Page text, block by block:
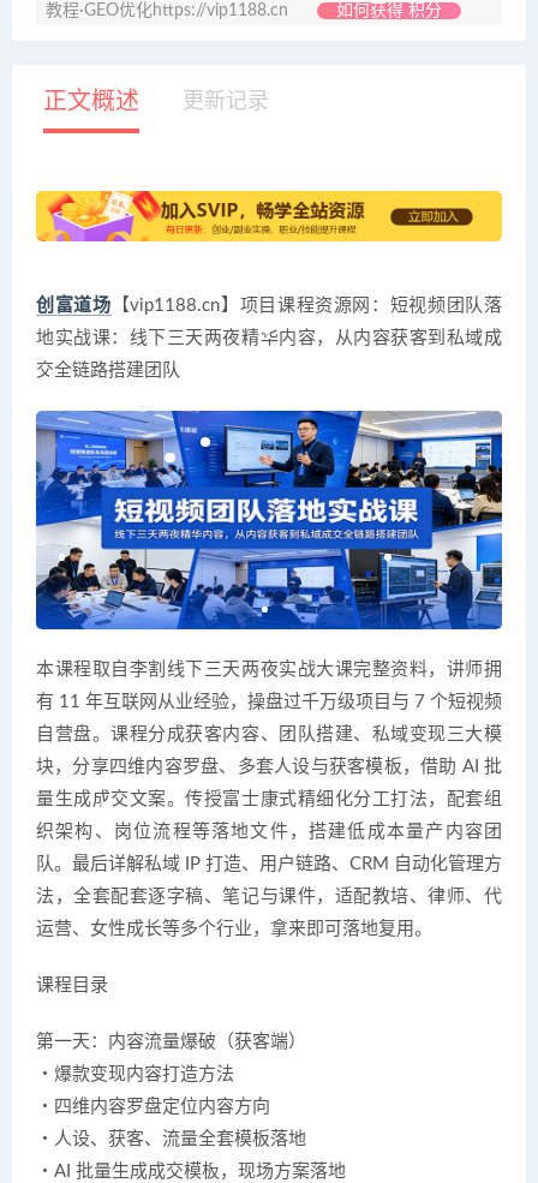
教程·GEO优化https://vip1188.cn
如何获得 积分
正文概述 更新记录
创富道场 【vip1188.cn】项目课程资源网：短视频团队落
地实战课：线下三天两夜精华内容，从内容获客到私域成
交全链路搭建团队
本课程取自李割线下三天两夜实战大课完整资料，讲师拥
有 11 年互联网从业经验，操盘过千万级项目与 7 个短视频
自营盘。课程分成获客内容、团队搭建、私域变现三大模
块，分享四维内容罗盘、多套人设与获客模板，借助 AI 批
量生成成交文案。传授富士康式精细化分工打法，配套组
织架构、岗位流程等落地文件，搭建低成本量产内容团
队。最后详解私域 IP 打造、用户链路、CRM 自动化管理方
法，全套配套逐字稿、笔记与课件，适配教培、律师、代
运营、女性成长等多个行业，拿来即可落地复用。
课程目录
第一天：内容流量爆破（获客端）
・爆款变现内容打造方法
・四维内容罗盘定位内容方向
・人设、获客、流量全套模板落地
・AI 批量生成成交模板，现场方案落地